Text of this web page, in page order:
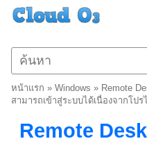
หน้าแรก » Windows » Remote
สามารถเข้าสู่ระบบได้เนื่องจากโ
Remote